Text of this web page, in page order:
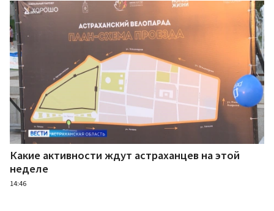
Какие активности ждут астраханцев на этой
неделе
14:46